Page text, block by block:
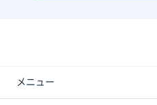
メニュー
取引規程・約款
最良執行方針
ディスクレイマー
リスク説明
GMOクリック証券ホームページ